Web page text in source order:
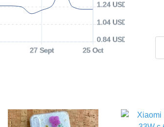
27 Sept 25 Oct
0.84 USD
1.04 USD
1.24 USD